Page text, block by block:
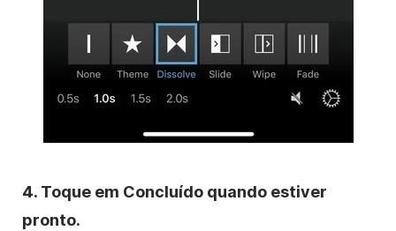
4. Toque em Concluído quando estiver
pronto.